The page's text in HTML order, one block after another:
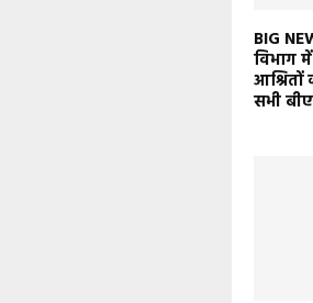
BIG
विभाग
सभी